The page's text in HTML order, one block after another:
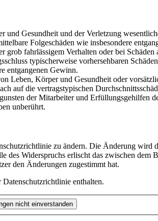
Gesundheit und der Verletzung
Folgeschäden wie insbesondere
fahrlässigem Verhalten oder bei
typischerweise vorhersehbaren
entgangenen Gewinn.
Leben, Körper und Gesundheit oder
auf die vertragstypischen
der Mitarbeiter und Erfüllungsgehilfen
unberührt.
zu ändern. Die Änderung wird
Widerspruchs erlischt das zwischen
den Änderungen zugestimmt hat.
enthalten.